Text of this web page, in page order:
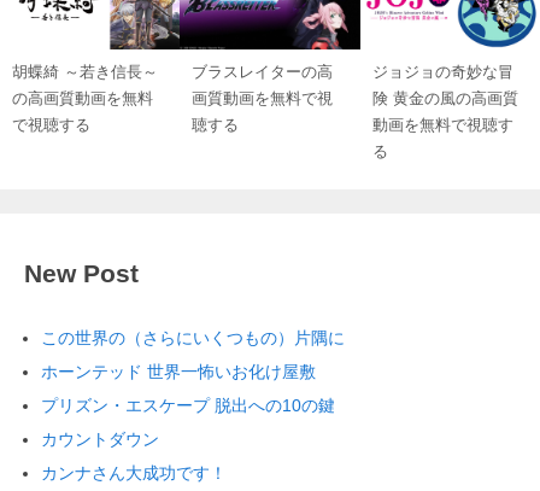
胡蝶綺 ～若き信長～
の高画質動画を無料
で視聴する
ブラスレイターの高
画質動画を無料で視
聴する
ジョジョの奇妙な冒
険 黄金の風の高画質
動画を無料で視聴す
る
New Post
この世界の（さらにいくつもの）片隅に
ホーンテッド 世界一怖いお化け屋敷
プリズン・エスケープ 脱出への10の鍵
カウントダウン
カンナさん大成功です！